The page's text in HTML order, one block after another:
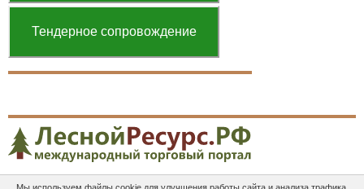
Тендерное сопровождение